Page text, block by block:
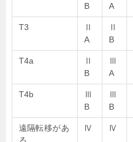
B
A
T3
Ⅱ
A
Ⅱ
B
T4a
Ⅱ
B
Ⅲ
A
T4b
Ⅲ
B
Ⅲ
B
遠隔転移があ
Ⅳ Ⅳ